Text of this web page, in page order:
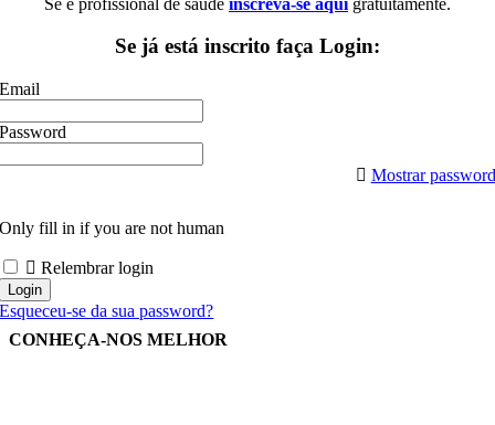
Se já está inscrito faça Login:
Email
Password
Mostrar password
Only fill in if you are not human
Relembrar login
Esqueceu-se da sua password?
CONHEÇA-NOS MELHOR